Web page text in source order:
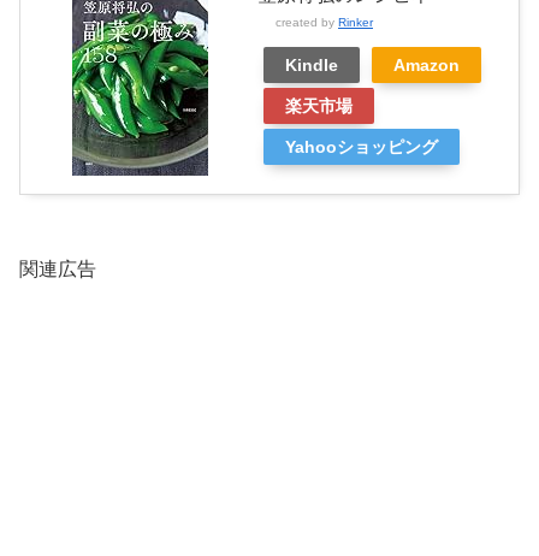
created by Rinker
Kindle Amazon
楽天市場
Yahooショッピング
関連広告